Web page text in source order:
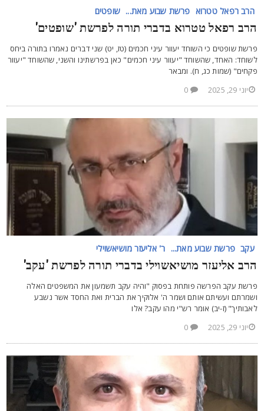
הרב רפאל טטרוא פרשת שבוע מאת... שופטים
רפאל טטרוא בדברי תורה לפרשת 'שופטים'
שופטים כי השוחד יעוור עיני חכמים (טז, יט) שני דברים נאמרו בתורה ביחס
האחד, שהשוחד "יעוור עיני חכמים" כאן בפרשתינו והשני, שהשוחד "יעוור
(שמות כג, ח). ומבאר
יוני 29, 2025
0
עקב פרשת שבוע מאת... ר' אליעזר מושיאשוילי
אליעזר מושיאשוילי בדברי תורה לפרשת 'עקב'
עקב הפרשה פותחת בפסוק "והיה עקב תשמעון את המשפטים האלה
ועשיתם אותם ושמר ה' אלוקיך את הברית ואת החסד אשר נשבע
(ז-יב) אומר רש"י מהו עקב? אלו
יוני 29, 2025
0